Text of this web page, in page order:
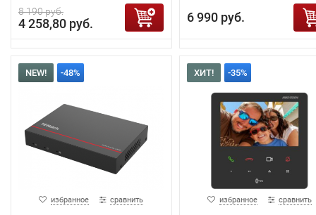
8 190 руб.
4 258,80 руб. 6 990 руб.
NEW! -48%
избранное сравнить
ХИТ! -35%
избранное сравнить